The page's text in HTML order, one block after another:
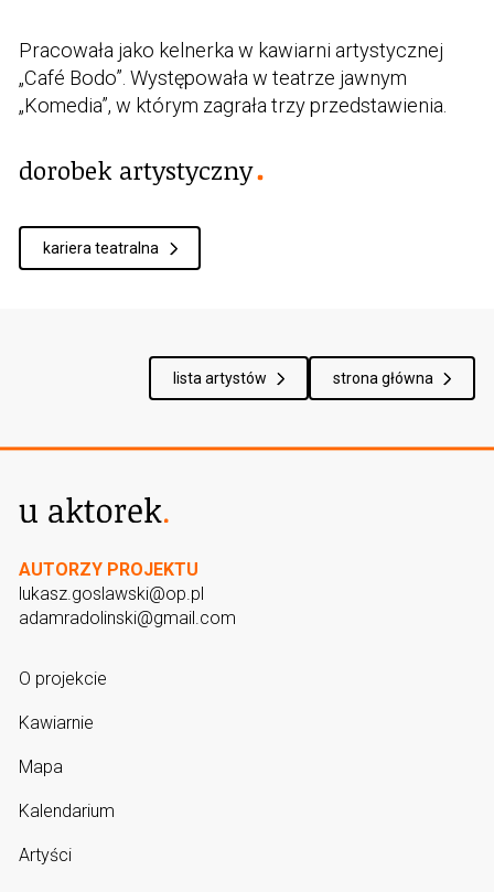
Pracowała jako kelnerka w kawiarni artystycznej
„Café Bodo”. Występowała w teatrze jawnym
„Komedia”, w którym zagrała trzy przedstawienia.
dorobek artystyczny
kariera teatralna
lista artystów strona główna
AUTORZY PROJEKTU
lukasz.goslawski@op.pl
adamradolinski@gmail.com
O projekcie
Kawiarnie
Mapa
Kalendarium
Artyści